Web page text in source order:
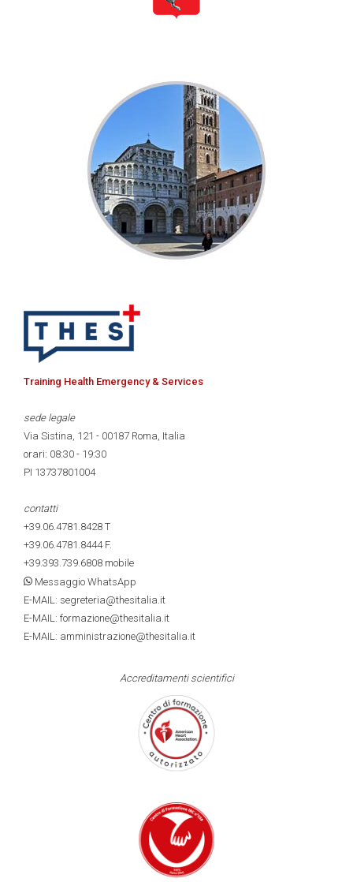
Training Health Emergency & Services
sede legale
Via Sistina, 121 - 00187 Roma, Italia
orari: 08:30 - 19:30
PI 13737801004
contatti
+39.06.4781.8428 T
+39.06.4781.8444F.
+39.393.739.6808 mobile
Messaggio WhatsApp
E-MAIL: segreteria@thesitalia.it
E-MAIL: formazione@thesitalia.it
E-MAIL: amministrazione@thesitalia.it
Accreditamenti scientifici